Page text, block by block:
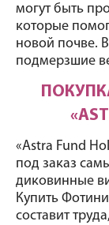
могут быть
которые
новой почве.
подмерзшие
«Astra Fund
под заказ
диковинные
Купить
составит